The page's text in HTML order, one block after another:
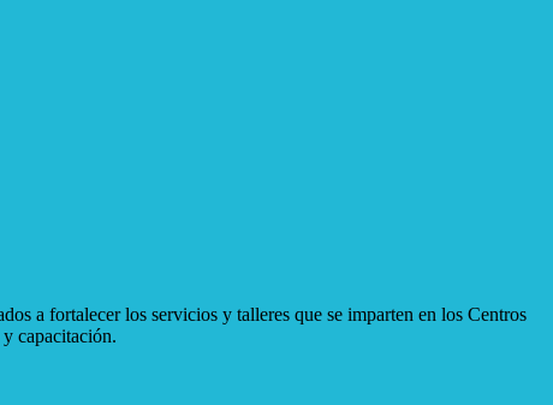
a fortalecer los servicios y talleres que se imparten en los Centros
capacitación.